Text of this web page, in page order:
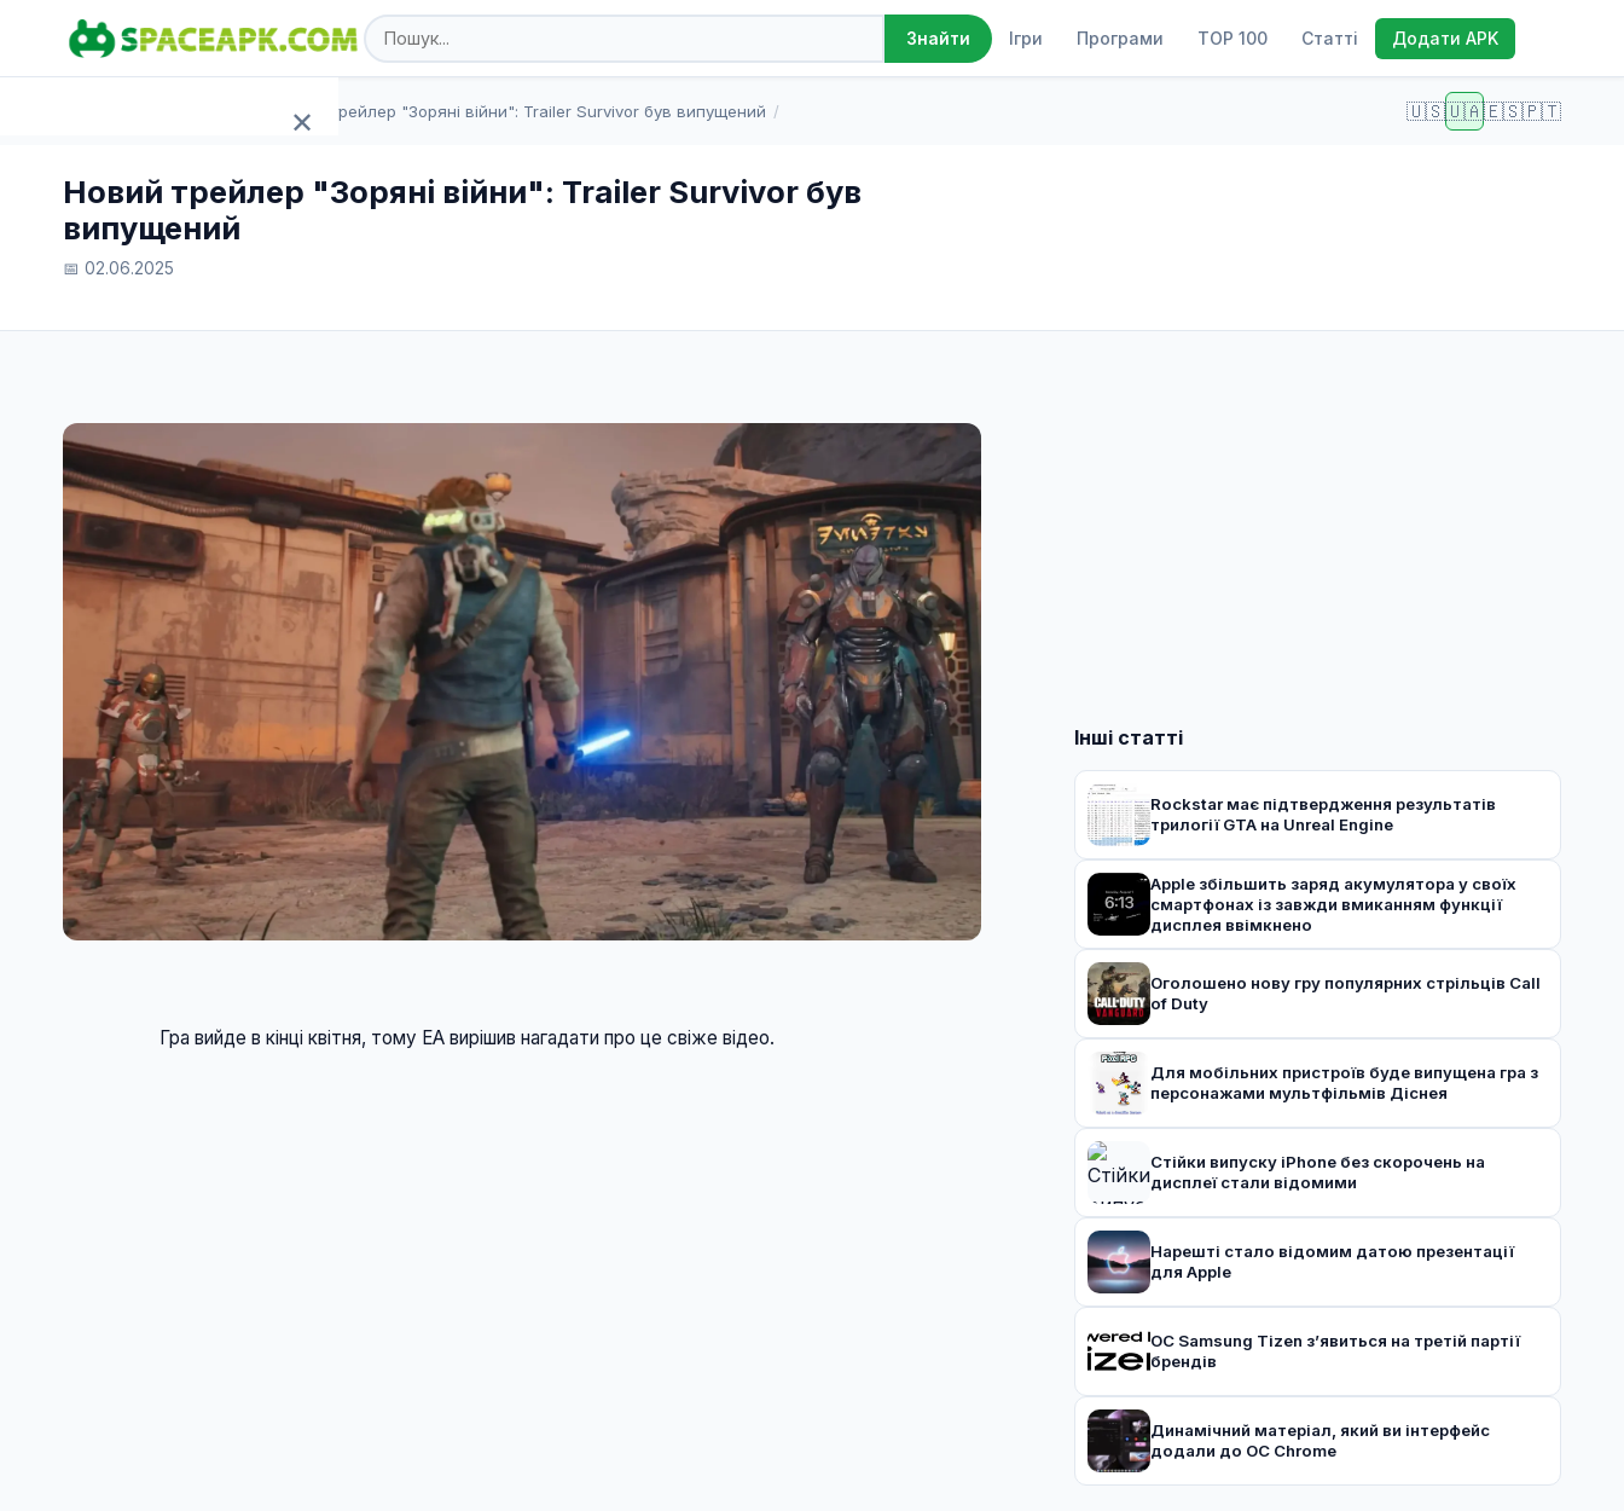
Знайти Ігри Програми TOP 100 Статті Додати APK
✕
Головна
Ігри
Статті
Додати APK
Новий трейлер "Зоряні війни": Trailer Survivor був випущений 🇺🇸🇺🇦🇪🇸🇵🇹
Новий трейлер "Зоряні війни": Trailer Survivor був
випущений
📅 02.06.2025
                    Гра вийде в кінці квітня, тому EA вирішив нагадати про це свіже відео.
Інші статті
Rockstar має підтвердження результатів
трилогії GTA на Unreal Engine
Apple збільшить заряд акумулятора у своїх
смартфонах із завжди вмиканням функції
дисплея ввімкнено
Оголошено нову гру популярних стрільців Call
of Duty
Для мобільних пристроїв буде випущена гра з
персонажами мультфільмів Діснея
Стійки випуску iPhone без скорочень на
дисплеї стали відомими
Нарешті стало відомим датою презентації
для Apple
ОС Samsung Tizen з’явиться на третій партії
брендів
Динамічний матеріал, який ви інтерфейс
додали до ОС Chrome